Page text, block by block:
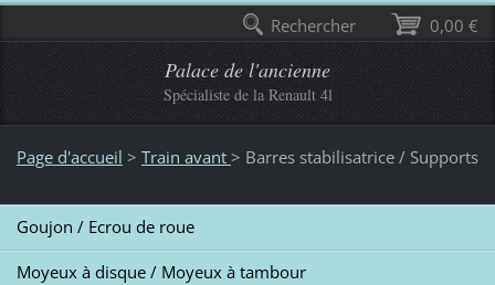
Palace de l'ancienne
Spécialiste de la Renault 4l
Page d'accueil > Train avant > Barres stabilisatrice / Supports
Goujon / Ecrou de roue
Moyeux à disque / Moyeux à tambour
0,00 €
Rechercher